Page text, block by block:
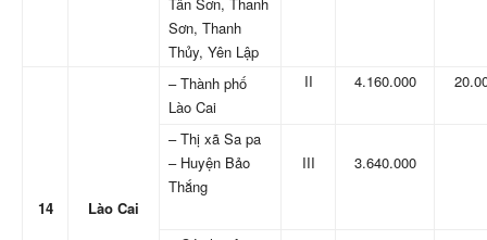
Sơn, Thanh
Thủy, Yên Lập
14 Lào Cai
– Thành phố
Lào Cai
II 4.160.000
– Thị xã Sa pa
– Huyện Bảo
Thắng
III 3.640.000